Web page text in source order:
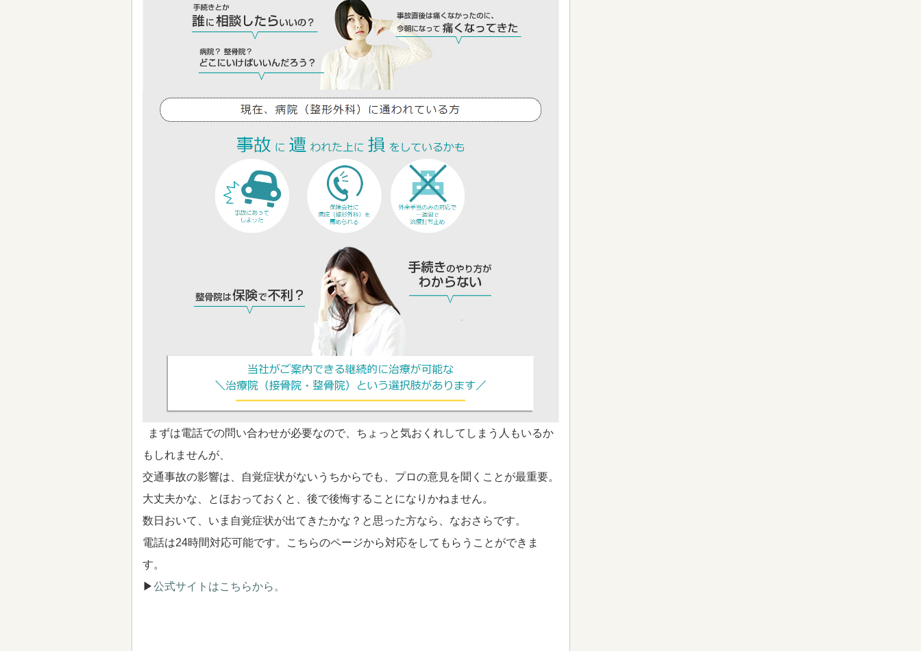
まずは電話での問い合わせが必要なので、ちょっと気おくれしてしまう人もいるか
もしれませんが、
交通事故の影響は、自覚症状がないうちからでも、プロの意見を聞くことが最重要。
大丈夫かな、とほおっておくと、後で後悔することになりかねません。
数日おいて、いま自覚症状が出てきたかな？と思った方なら、なおさらです。
電話は24時間対応可能です。こちらのページから対応をしてもらうことができま
す。
▶公式サイトはこちらから。